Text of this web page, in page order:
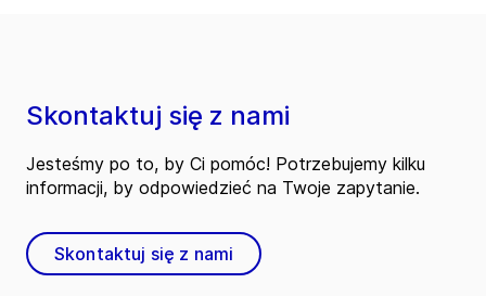
Skontaktuj się z nami
Jesteśmy po to, by Ci pomóc! Potrzebujemy kilku
informacji, by odpowiedzieć na Twoje zapytanie.
Skontaktuj się z nami